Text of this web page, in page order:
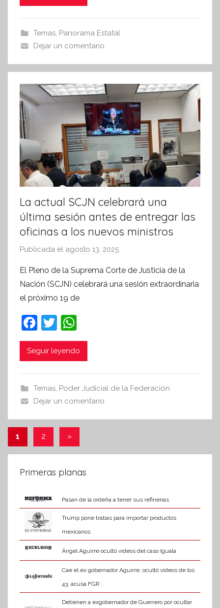
I
o
r
a
t
i
a
b
o
o
k
A
p
p
Temas, Panorama Estatal
Dejar un comentario
La actual SCJN celebrará una
última sesión antes de entregar las
oficinas a los nuevos ministros
Publicada el agosto 13, 2025
r
S
I
m
a
El Pleno de la Suprema Corte de Justicia de la
Nación (SCJN) celebrará una sesión extraordinaria
el próximo 19 de
F
a
c
b
o
o
k
T
w
itt
h
at
A
p
p
Seguir leyendo
Temas, Poder Judicial de la Federación
Dejar un comentario
Paginación
de
entradas
1 2
Entradas
»
Primeras planas
Pasan de la ordeña a tener sus refinerías
Trump pone trabas para importar productos
mexicanos
Ángel Aguirre ocultó videos del caso Iguala
Cae el ex gobernador Aguirre; ocultó videos de los
43, acusa FGR
Detienen a exgobernador de Guerrero por ocultar